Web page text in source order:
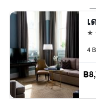
5
฿